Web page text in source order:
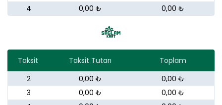
4
0,00 ₺ 0,00 ₺
Taksit Taksit Tutarı
Toplam
2
0,00 ₺
0,00 ₺
3
0,00 ₺
0,00 ₺